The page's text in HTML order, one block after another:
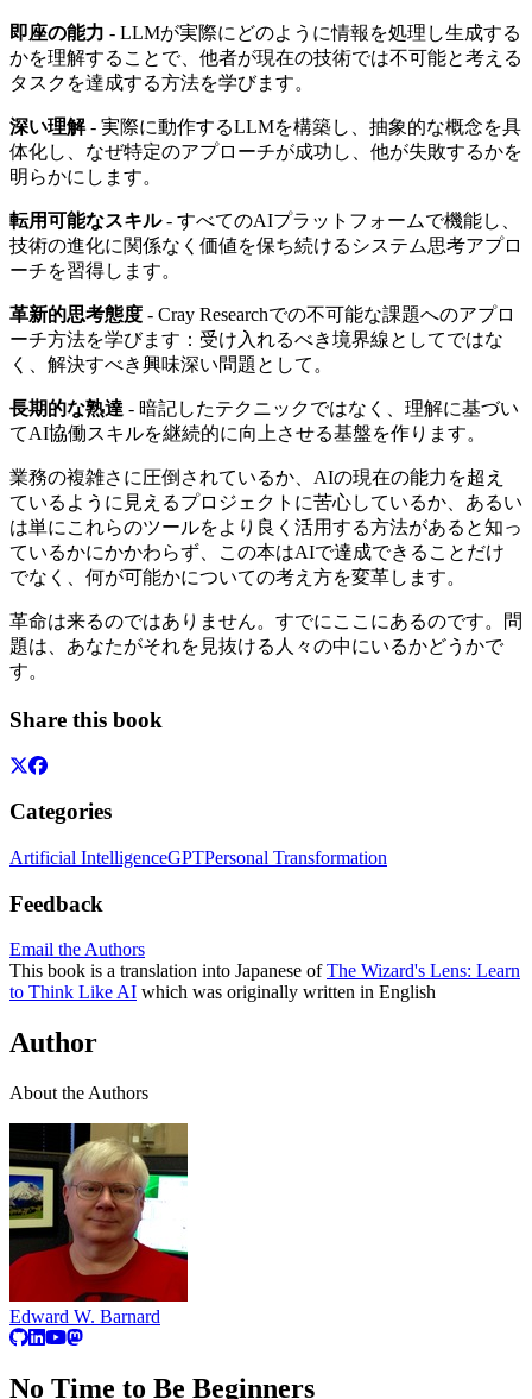
即座の能力 - LLMが実際にどのように情報を処理し生成する
かを理解することで、他者が現在の技術では不可能と考える
タスクを達成する方法を学びます。
深い理解- 実際に動作するLLMを構築し、抽象的な概念を具
体化し、なぜ特定のアプローチが成功し、他が失敗するかを
明らかにします。
転用可能なスキル- すべてのAIプラットフォームで機能し、
技術の進化に関係なく価値を保ち続けるシステム思考アプロ
ーチを習得します。
革新的思考態度 - Cray Researchでの不可能な課題へのアプロ
ーチ方法を学びます：受け入れるべき境界線としてではな
く、解決すべき興味深い問題として。
長期的な熟達 - 暗記したテクニックではなく、理解に基づい
てAI協働スキルを継続的に向上させる基盤を作ります。
業務の複雑さに圧倒されているか、AIの現在の能力を超え
ているように見えるプロジェクトに苦心しているか、あるい
は単にこれらのツールをより良く活用する方法があると知っ
ているかにかかわらず、この本はAIで達成できることだけ
でなく、何が可能かについての考え方を変革します。
革命は来るのではありません。すでにここにあるのです。問
題は、あなたがそれを見抜ける人々の中にいるかどうかで
す。
Share this book
Categories
Artificial IntelligenceGPTPersonal Transformation
Feedback
Email the Authors
This book is a translation into Japanese ofThe Wizard's Lens: Learn
to Think Like AI which was originally written in English
Author
About the Authors
Edward W. Barnard
No Time to Be Beginners